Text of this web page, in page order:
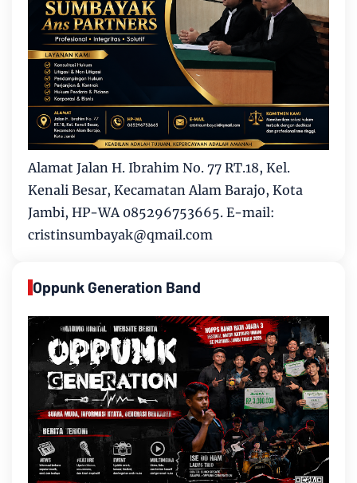
Alamat Jalan H. Ibrahim No. 77 RT.18, Kel.
Kenali Besar, Kecamatan Alam Barajo, Kota
Jambi, HP-WA 085296753665. E-mail:
cristinsumbayak@qmail.com
Oppunk Generation Band